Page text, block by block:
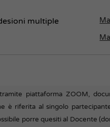
multiple
piattaforma ZOOM,
è riferita al singolo
porre quesiti al Docente